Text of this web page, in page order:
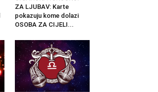
ZA LJUBAV: Karte
pokazuju kome dolazi
OSOBA ZA CIJELI...